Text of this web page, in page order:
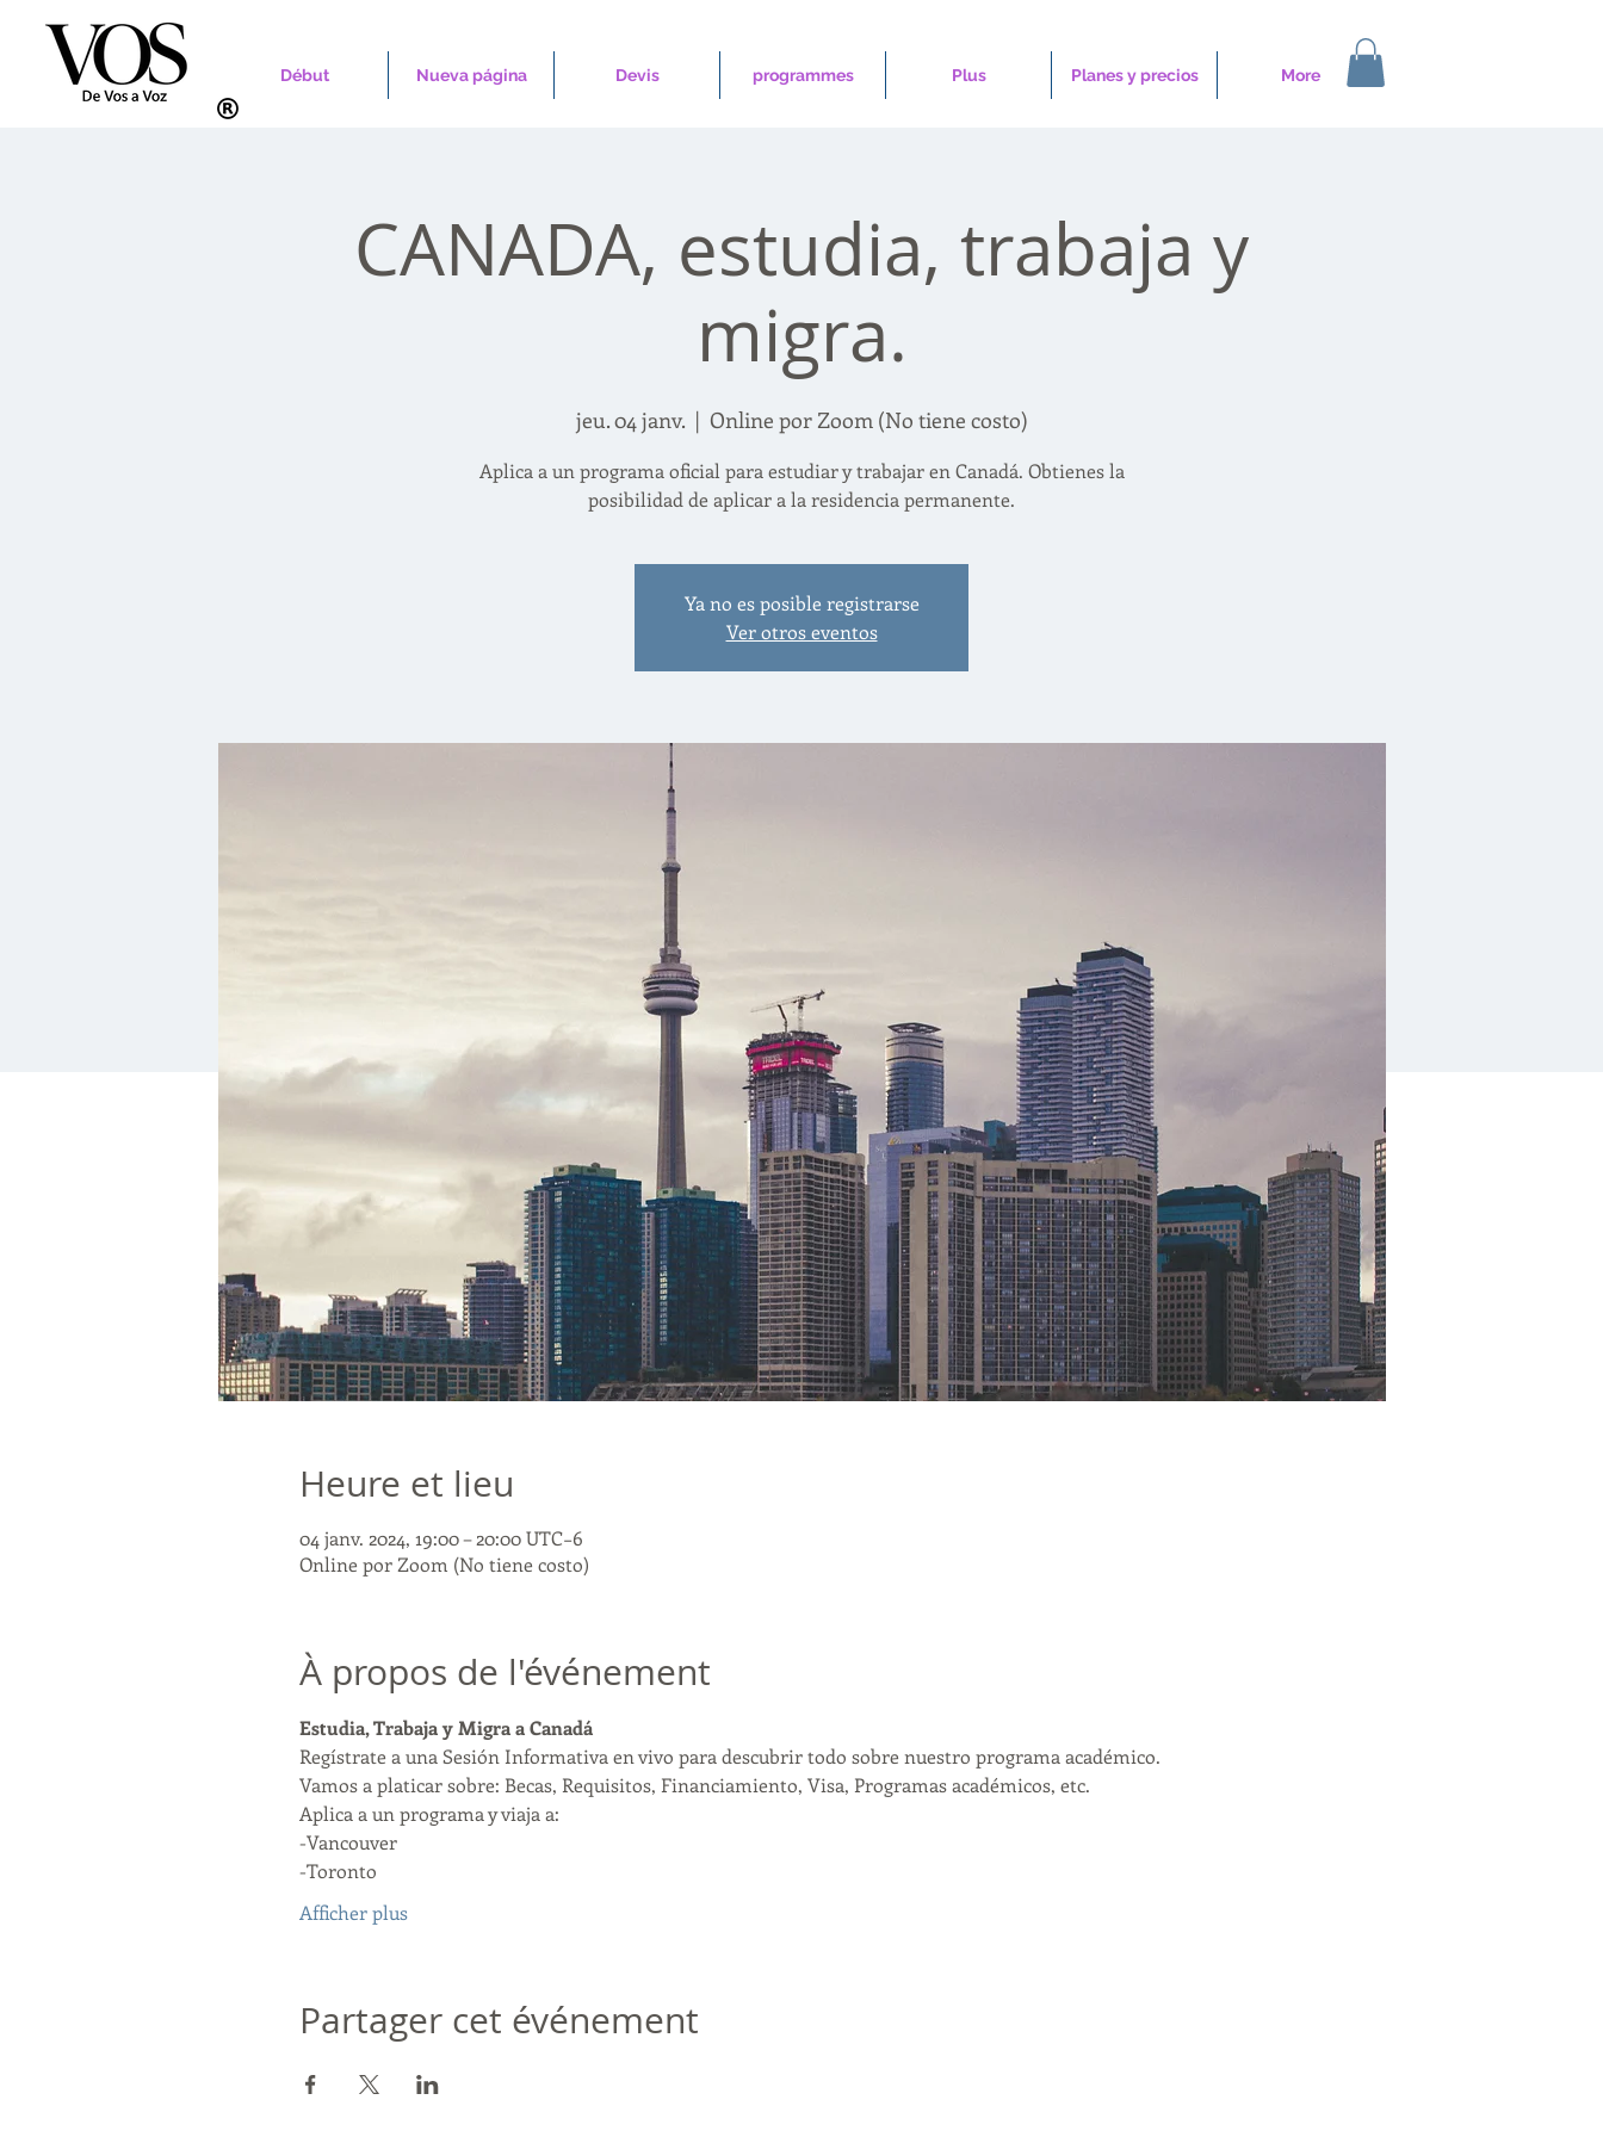
Début Nueva página Devis programmes Plus Planes y precios More
CANADA, estudia, trabaja y
migra.
jeu. 04 janv.
  |
Online por Zoom (No tiene costo)
Aplica a un programa oficial para estudiar y trabajar en Canadá. Obtienes la
posibilidad de aplicar a la residencia permanente.
Ya no es posible registrarse
Ver otros eventos
Heure et lieu
04 janv. 2024, 19:00 – 20:00 UTC−6
Online por Zoom (No tiene costo)
À propos de l'événement
Estudia, Trabaja y Migra a Canadá
Regístrate a una Sesión Informativa en vivo para descubrir todo sobre nuestro programa académico.
Vamos a platicar sobre: Becas, Requisitos, Financiamiento, Visa, Programas académicos, etc.
Aplica a un programa y viaja a:
-Vancouver
-Toronto
Afficher plus
Partager cet événement